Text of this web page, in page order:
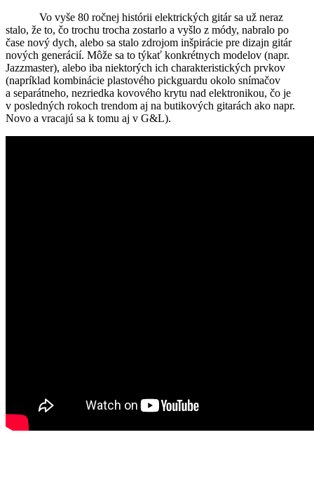
Vo vyše 80 ročnej histórii elektrických gitár sa už neraz
stalo, že to, čo trochu trocha zostarlo a vyšlo z módy, nabralo po
čase nový dych, alebo sa stalo zdrojom inšpirácie pre dizajn gitár
nových generácií. Môže sa to týkať konkrétnych modelov (napr.
Jazzmaster), alebo iba niektorých ich charakteristických prvkov
(napríklad kombinácie plastového pickguardu okolo snímačov
a separátneho, nezriedka kovového krytu nad elektronikou, čo je
v posledných rokoch trendom aj na butikových gitarách ako napr.
Novo a vracajú sa k tomu aj v G&L).